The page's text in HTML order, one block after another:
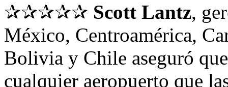
✰✰✰✰✰ Scott Lantz,
México, Centroamérica,
Bolivia y Chile aseguró
cualquier aeropuerto que